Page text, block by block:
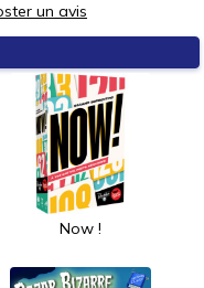
un avis
Now !